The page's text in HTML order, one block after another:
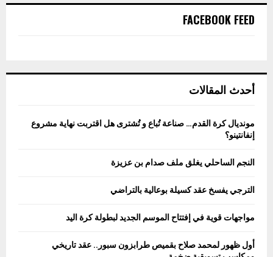
FACEBOOK FEED
أحدث المقالات
مونديال كرة القدم… صناعة تُباع و تُشترى هل اقتربت نهاية مشروع
إنفانتينو؟
النجم الساحلي يغلق ملف صدام بن عزيزة
الترجي يفسخ عقد كسيلة بوعالية بالتراضي
مواجهات قوية في إفتتاح الموسم الجديد لبطولة كرة اليد
أول ظهور لمحمد صلاح بقميص طرابزون سبور.. عقد تاريخي